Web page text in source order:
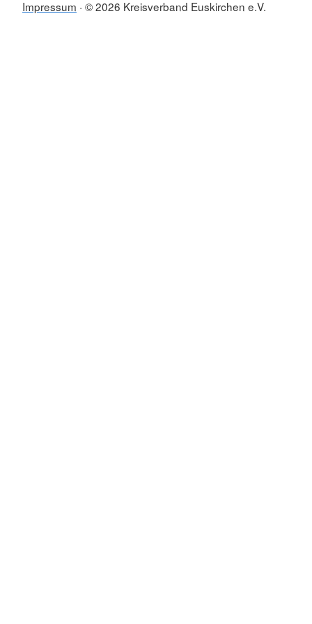
Impressum © 2026 Kreisverband Euskirchen e.V.